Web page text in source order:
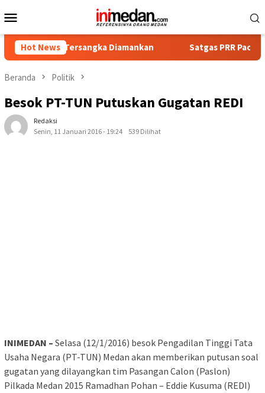
ke
Mobile
Hot News
Tersangka Diamankan Satgas PRR Pacu Realisasi
Beranda Politik
Besok PT-TUN Putuskan Gugatan REDI
Redaksi
Senin, 11 Januari 2016 - 19:24
539 Dilihat
INIMEDAN – Selasa (12/1/2016) besok Pengadilan Tinggi Tata
Usaha Negara (PT-TUN) Medan akan memberikan putusan soal
gugatan yang dilayangkan tim Pasangan Calon (Paslon)
Pilkada Medan 2015 Ramadhan Pohan – Eddie Kusuma (REDI)